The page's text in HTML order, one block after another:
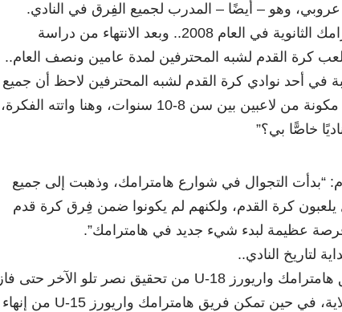
وهو – أيضًا – المدرب لجميع الفِرق في النادي.
تخرج هشام من مدرسة هامترامك الثانوية في العام 2008.. وبعد الانتهاء من دراسة
كرة القدم لشبه المحترفين لمدة عامين ونصف العام..
في أحد نوادي كرة القدم لشبه المحترفين لاحظ أن جميع
النوادي الأخرى، الناشئة، كانت مكونة من لاعبين بين سن 8-10 سنوات، وهنا واتته الفكرة،
خاصًّا بي؟”
“بدأت التجوال في شوارع هامترامك، وذهبت إلى جميع
يلعبون كرة القدم، ولكنهم لم يكونوا ضمن فِرق كرة قدم
عظيمة لبدء شيء جديد في هامترامك”.
لتاريخ النادي..
ففي العام الماضي تمكن فريق هامترامك واريورز U-18 من تحقيق نصر تلو الآخر حتى فاز
ببطولة الدوري الممتاز في الولاية، في حين تمكن فريق هامترامك واريورز U-15 من إنهاء